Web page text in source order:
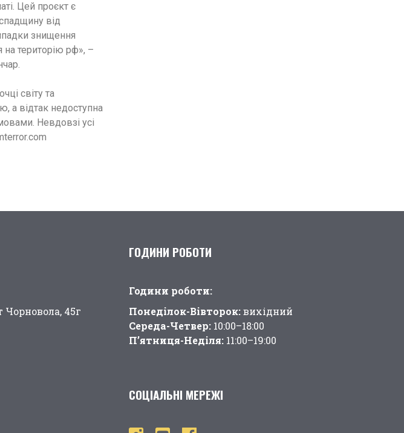
Цей проєкт є
від
знищення
на територію рф», –
світу та
а відтак недоступна
Невдовзі усі
Чорновола, 45г
ГОДИНИ РОБОТИ
Години pоботи:
Понеділок-Вівторок:вихідний
Середа-Четвер:10:00–18:00
П’ятниця-Неділя:11:00–19:00
СОЦІАЛЬНІ МЕРЕЖІ